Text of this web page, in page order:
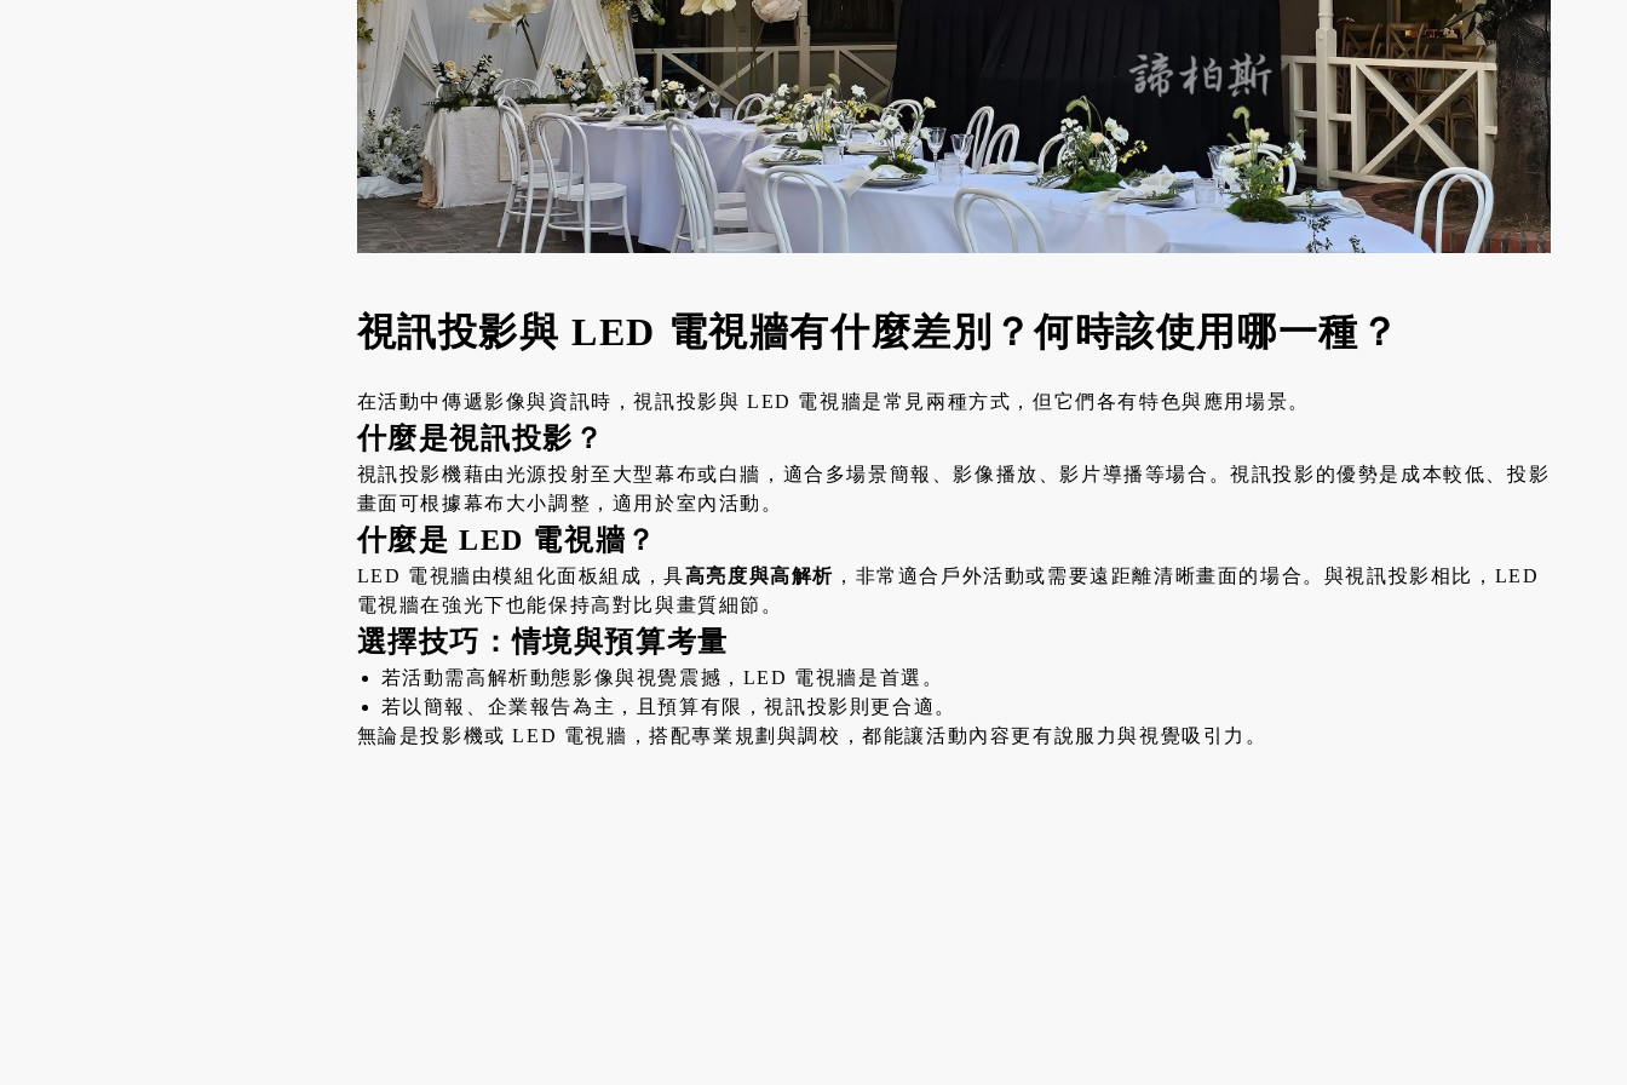
視訊投影與 LED 電視牆有什麼差別？何時該使用哪一種？
在活動中傳遞影像與資訊時，視訊投影與 LED 電視牆是常見兩種方式，但它們各有特色與應用場景。
什麼是視訊投影？
視訊投影機藉由光源投射至大型幕布或白牆，適合多場景簡報、影像播放、影片導播等場合。視訊投影的優勢是成本較低、投影
畫面可根據幕布大小調整，適用於室內活動。
什麼是 LED 電視牆？
LED 電視牆由模組化面板組成，具高亮度與高解析 ，非常適合戶外活動或需要遠距離清晰畫面的場合。與視訊投影相比，LED
電視牆在強光下也能保持高對比與畫質細節。
選擇技巧：情境與預算考量
若活動需高解析動態影像與視覺震撼，LED 電視牆是首選。
若以簡報、企業報告為主，且預算有限，視訊投影則更合適。
無論是投影機或 LED 電視牆，搭配專業規劃與調校，都能讓活動內容更有說服力與視覺吸引力。